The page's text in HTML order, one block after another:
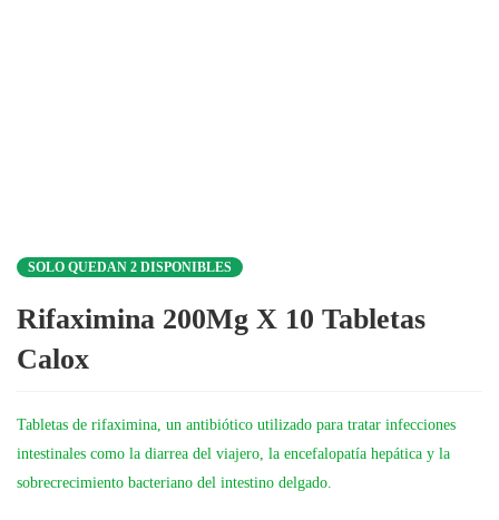
SOLO QUEDAN 2 DISPONIBLES
Rifaximina 200Mg X 10 Tabletas
Calox
Tabletas de rifaximina, un antibiótico utilizado para tratar infecciones
intestinales como la diarrea del viajero, la encefalopatía hepática y la
sobrecrecimiento bacteriano del intestino delgado.